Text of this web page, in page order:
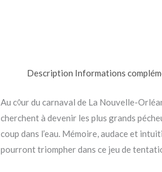
Description Informations
Au c◊ur du carnaval de La Nouvelle-
cherchent à devenir les plus grands
coup dans l’eau. Mémoire, audace et
pourront triompher dans ce jeu de